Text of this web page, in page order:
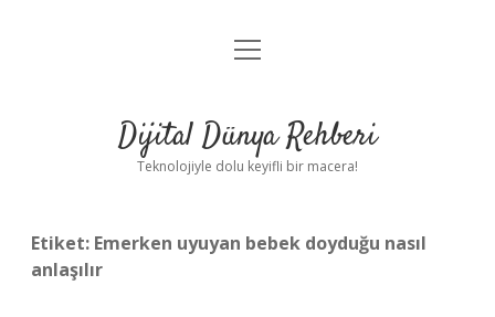
Anasayfa
Yasal Uyarı
menüyü
Dijital Dünya Rehberi
Teknolojiyle dolu keyifli bir macera!
Etiket: Emerken uyuyan bebek doyduğu nasıl
anlaşılır